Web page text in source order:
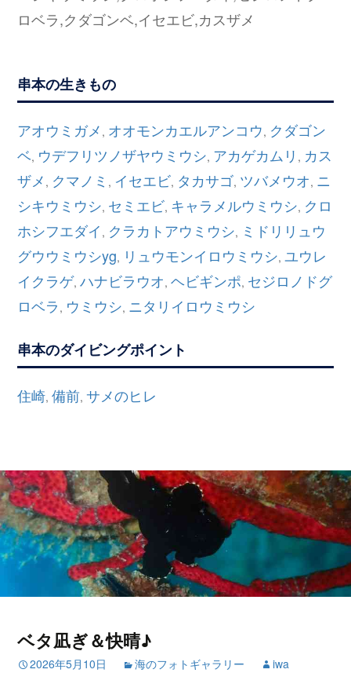
ロベラ,クダゴンベ,イセエビ,カスザメ
串本の生きもの
アオウミガメ , オオモンカエルアンコウ, クダゴン
ベ, ウデフリツノザヤウミウシ, アカゲカムリ , カス
ザメ , クマノミ , イセエビ, タカサゴ, ツバメウオ, ニ
シキウミウシ, セミエビ, キャラメルウミウシ, クロ
ホシフエダイ , クラカトアウミウシ, ミドリリュウ
グウウミウシyg, リュウモンイロウミウシ,ユウレ
イクラゲ,ハナビラウオ,ヘビギンポ, セジロノドグ
ロベラ , ウミウシ, ニタリイロウミウシ
串本のダイビングポイント
住崎,備前,サメのヒレ
ベタ凪ぎ＆快晴♪
2026年5月10日 海のフォトギャラリー iwa